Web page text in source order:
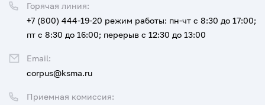
Приемная комиссия:
Горячая линия:
+7 (800) 444-19-20 режим работы: пн-чт с 8:30 до 17:00;
пт с 8:30 до 16:00; перерыв с 12:30 до 13:00
Email:
corpus@ksma.ru